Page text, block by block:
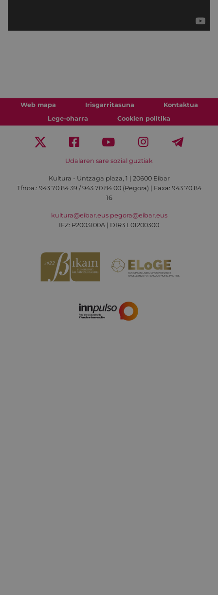
Web mapa Irisgarritasuna
Kontaktua
Lege-oharra
Cookien politika
Udalaren sare sozial guztiak
Kultura - Untzaga plaza, 1 | 20600 Eibar
Tfnoa.: 943 70 84 39 / 943 70 84 00 (Pegora) | Faxa: 943 70 84
16
kultura@eibar.eus pegora@eibar.eus
IFZ: P2003100A | DIR3 L01200300